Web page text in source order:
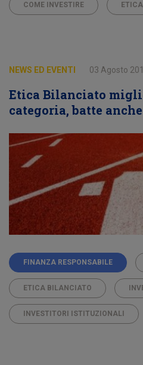
COME INVESTIRE
NEWS ED EVENTI 03 Agosto
Etica Bilanciato
categoria, batte
FINANZA RESPONSABILE
ETICA BILANCIATO
INVESTITORI ISTITUZIONALI